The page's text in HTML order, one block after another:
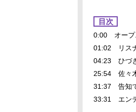
目次
0:00 オープ
01:02 リス
04:23 ひづ
25:54 佐々
31:37 告知
33:31 エン